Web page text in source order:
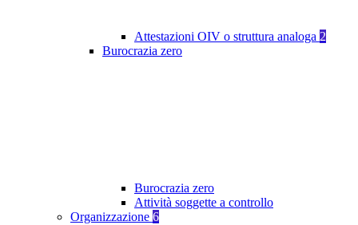
Attestazioni OIV o struttura analoga 2
Burocrazia zero
Burocrazia zero
Attività soggette a controllo
Organizzazione 6